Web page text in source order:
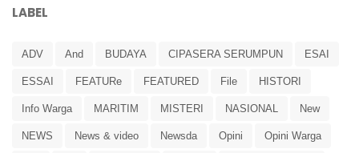
LABEL
ADV And BUDAYA CIPASERA SERUMPUN ESAI
ESSAI FEATURe FEATURED File HISTORI
Info Warga MARITIM MISTERI NASIONAL New
NEWS News & video Newsda Opini Opini Warga